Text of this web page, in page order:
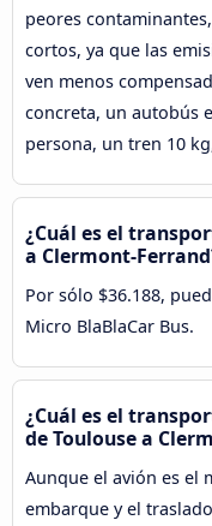
peores
cortos, ya que las
ven menos
concreta, un autobús
persona, un tren 10
¿Cuál es el
a Clermont-
Por sólo $36.188,
Micro BlaBlaCar Bus.
¿Cuál es el
de Toulouse a
Aunque el avión es el
embarque y el